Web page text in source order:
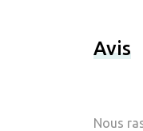
Avis
Nous